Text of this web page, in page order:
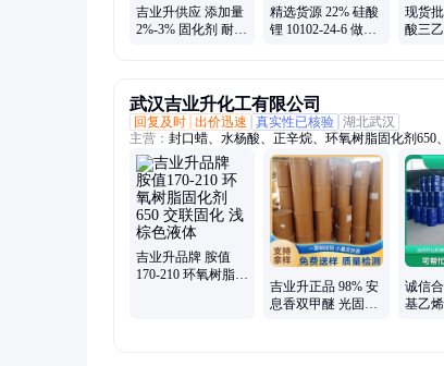
吉业升供应 添加量
2%-3% 固化剂 耐腐
精选货源 22% 硅酸
锂 10102-24-6 做地
现货
酸三
武汉吉业升化工有限公司
回复及时 出价迅速 真实性已核验 湖北武汉
主营： 封口蜡、水杨酸、正辛烷、环氧树脂固化剂650
光片、碳酸镁、肉桂醛、建筑料、磷酸铝、肉桂酸、
液、叔丁醇、清洗剂、硫化钠、硫化钡、升硫醚、硫化
氯化锌、黄原胶、助染剂、椰子油、氯化锰、氧化锑
吉业升品牌 胺值
170-210 环氧树脂固
吉业升正品 98% 安
息香双甲醚 光固化
诚信
基乙